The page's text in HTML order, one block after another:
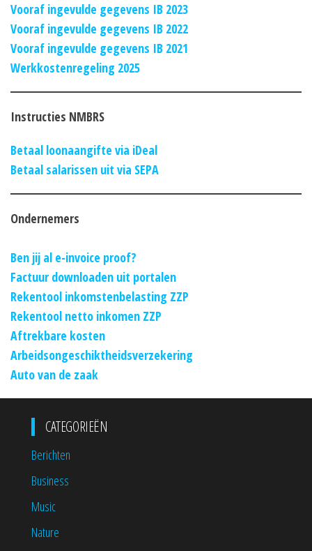
Vooraf ingevulde gegevens IB 2023
Vooraf ingevulde gegevens IB 2022
Vooraf ingevulde gegevens IB 2021
Werkkostenregeling 2025
Instructies NMBRS
Betaal loonaangifte via iDeal
Betaal salarissen uit via SEPA
Ondernemers
Ben jij al e-invoice proof?
Factuur downloaden uit portalen
Rekentool inkomstenbelasting ZZP
Rekentool netto inkomen ZZP
Aftrekbare kosten
Arbeidsongeschiktheidsverzekering
Auto van de zaak
CATEGORIEËN
Berichten
Business
Music
Nature